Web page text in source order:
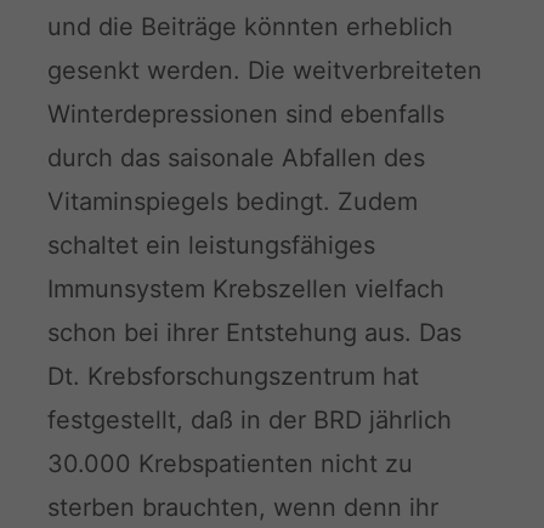
und die Beiträge könnten erheblich
gesenkt werden. Die weitverbreiteten
Winterdepressionen sind ebenfalls
durch das saisonale Abfallen des
Vitaminspiegels bedingt. Zudem
schaltet ein leistungsfähiges
Immunsystem Krebszellen vielfach
schon bei ihrer Entstehung aus. Das
Dt. Krebsforschungszentrum hat
festgestellt, daß in der BRD jährlich
30.000 Krebspatienten nicht zu
sterben brauchten, wenn denn ihr